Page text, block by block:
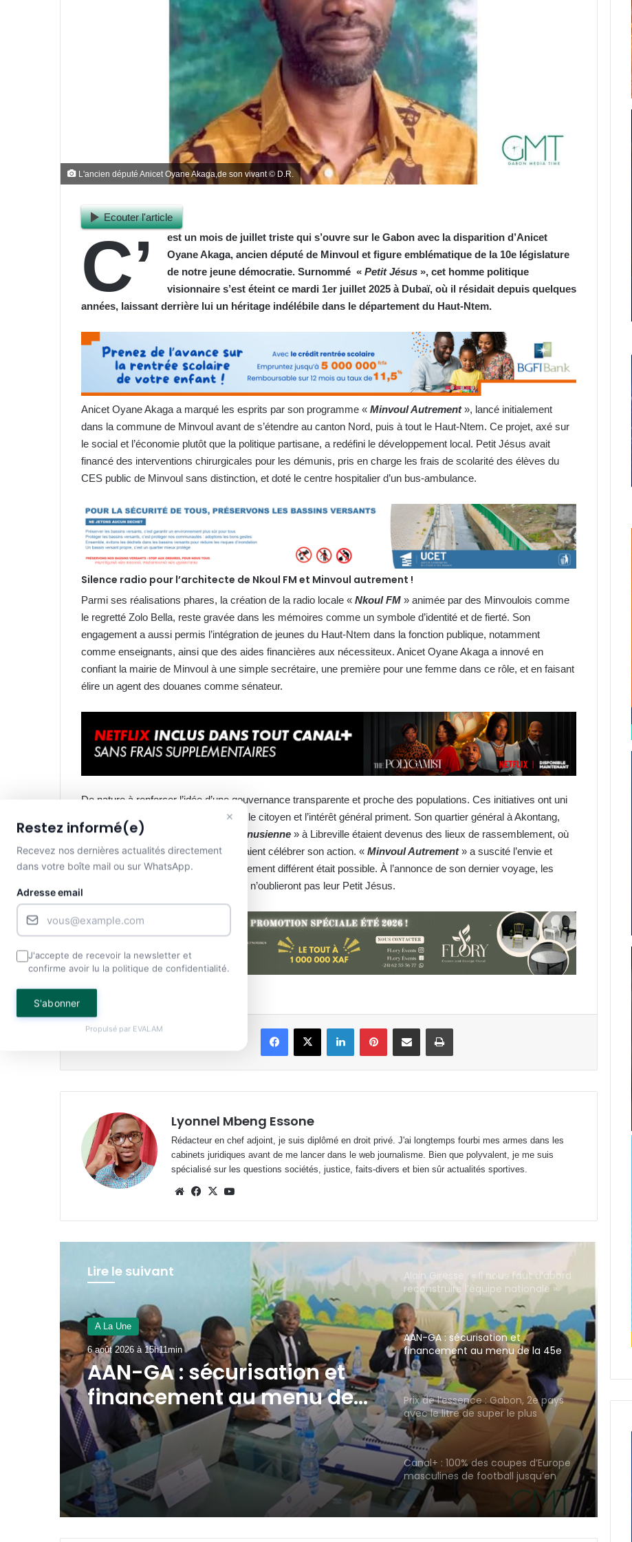
L'ancien député Anicet Oyane Akaga,de son vivant © D.R.
Ecouter l'article
C’
est un mois de juillet triste qui s’ouvre sur le Gabon avec la disparition d’Anicet
Oyane Akaga, ancien député de Minvoul et figure emblématique de la 10e législature
de notre jeune démocratie. Surnommé « Petit Jésus », cet homme politique
visionnaire s’est éteint ce mardi 1er juillet 2025 à Dubaï, où il résidait depuis quelques
années, laissant derrière lui un héritage indélébile dans le département du Haut-Ntem.
Anicet Oyane Akaga a marqué les esprits par son programme « Minvoul Autrement», lancé initialement
dans la commune de Minvoul avant de s’étendre au canton Nord, puis à tout le Haut-Ntem. Ce projet, axé sur
le social et l’économie plutôt que la politique partisane, a redéfini le développement local. Petit Jésus avait
financé des interventions chirurgicales pour les démunis, pris en charge les frais de scolarité des élèves du
CES public de Minvoul sans distinction, et doté le centre hospitalier d’un bus-ambulance.
Silence radio pour l’architecte de Nkoul FM et Minvoul autrement !
Parmi ses réalisations phares, la création de la radio locale « Nkoul FM » animée par des Minvoulois comme
le regretté Zolo Bella, reste gravée dans les mémoires comme un symbole d’identité et de fierté. Son
engagement a aussi permis l’intégration de jeunes du Haut-Ntem dans la fonction publique, notamment
comme enseignants, ainsi que des aides financières aux nécessiteux. Anicet Oyane Akaga a innové en
confiant la mairie de Minvoul à une simple secrétaire, une première pour une femme dans ce rôle, et en faisant
élire un agent des douanes comme sénateur.
De nature à renforcer l’idée d’une gouvernance transparente et proche des populations. Ces initiatives ont uni
les Minvoulois autour d’une vision où le citoyen et l’intérêt général priment. Son quartier général à Akontang,
près du stade, et son restaurant «
Vénusienne » à Libreville étaient devenus des lieux de rassemblement, où
compatriotes de divers horizons venaient célébrer son action. « Minvoul Autrement» a suscité l’envie et
l’admiration, prouvant qu’un développement différent était possible. À l’annonce de son dernier voyage, les
hommages affluent, et les Minvoulois n’oublieront pas leur Petit Jésus.
FacebookX LinkedinPinterestPartager par email Imprimer
Lyonnel Mbeng Essone
Rédacteur en chef adjoint, je suis diplômé en droit privé. J'ai longtemps fourbi mes armes dans les
cabinets juridiques avant de me lancer dans le web journalisme. Bien que polyvalent, je me suis
spécialisé sur les questions sociétés, justice, faits-divers et bien sûr actualités sportives.
WebsiteFacebook
X
Lire le suivant
A La Une
6 août 2026 à 15h03min
Prix de l’essence : Gabon,
2e pays avec le litre de
super le plus abordable en
Zone FCFA !
peut-il rendre réticents les
binationaux ?
Gabon : déjà plus de 12 443 décès
enregistrés depuis janvier 2026 !
Fondation Horizons Nouveaux : la
salle Snoezelen, une oasis pour les
enfants
Gabon : Wilfried Okoumba placé
Opta Analyst : la 1ère division
gabonaise au même niveau que la
D4 française
AAN-GA : sécurisation et
financement au menu de la 45e
session
Prix de l’essence : Gabon, 2e pays
avec le litre de super le plus
abordable en Zone FCFA !
Canal+ : 100% des coupes d’Europe
masculines de football jusqu’en
2031 en Afrique !
Gabon : Privée de salaire depuis 4
mois, une écogarde décède !
peut-il rendre réticents les
×
Restez informé(e)
Recevez nos dernières actualités directement
dans votre boîte mail ou sur WhatsApp.
Adresse email
J'accepte de recevoir la newsletter et
confirme avoir lu la politique de confidentialité.
S'abonner
Propulsé par EVALAM